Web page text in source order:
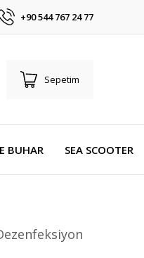
+90 544 767 24 77
Sepetim
BUHAR SEA SCOOTER